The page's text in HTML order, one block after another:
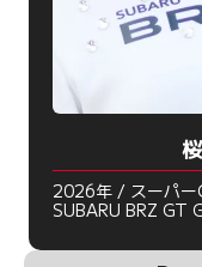
2026年 / スーパー
SUBARU BRZ GT